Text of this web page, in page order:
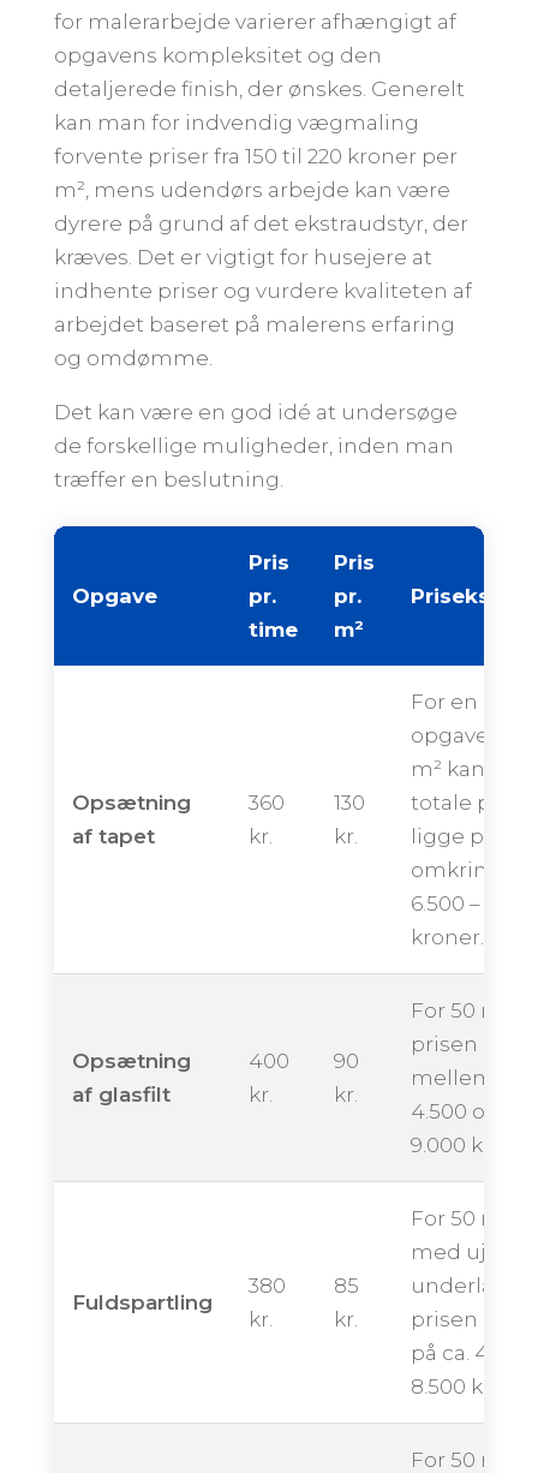
for malerarbejde varierer afhængigt af
opgavens kompleksitet og den
detaljerede finish, der ønskes. Generelt
kan man for indvendig vægmaling
forvente priser fra 150 til 220 kroner per
m², mens udendørs arbejde kan være
dyrere på grund af det ekstraudstyr, der
kræves. Det er vigtigt for husejere at
indhente priser og vurdere kvaliteten af
arbejdet baseret på malerens erfaring
og omdømme.
Det kan være en god idé at undersøge
de forskellige muligheder, inden man
træffer en beslutning.
Opgave
Pris
pr.
time
Pris
pr.
m²
Opsætning
af tapet
360
kr.
130
kr.
For en
opgave på
m² kan den
totale pris
ligge på
omkring
6.500 –
kroner.
Opsætning
af glasfilt
400
kr.
90
kr.
For 50 m²
prisen ende
mellem ca.
4.500 og
9.000
Fuldspartling
380
kr.
85
kr.
For 50 m²
med
underlag
prisen ligge
på ca. 4.250
8.500
For 50 m²